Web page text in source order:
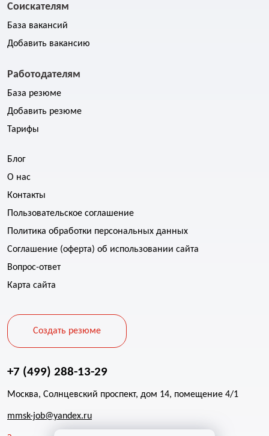
Соискателям
База вакансий
Добавить вакансию
Работодателям
База резюме
Добавить резюме
Тарифы
Блог
О нас
Контакты
Пользовательское соглашение
Политика обработки персональных данных
Соглашение (оферта) об использовании сайта
Вопрос-ответ
Карта сайта
Создать резюме
+7 (499) 288-13-29
Москва, Солнцевский проспект, дом 14, помещение 4/1
mmsk-job@yandex.ru